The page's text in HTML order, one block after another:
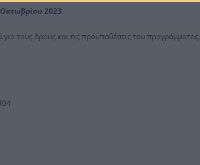
2023.
τους όρους και τις προϋποθέσεις του προγράμματος.